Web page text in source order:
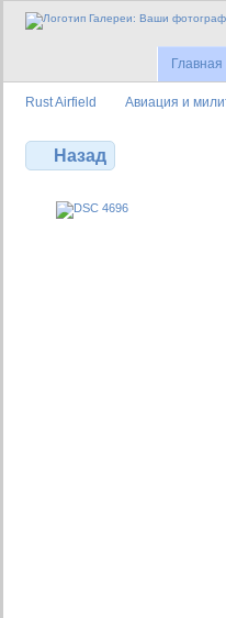
Главная
Rust Airfield Авиация и
Назад